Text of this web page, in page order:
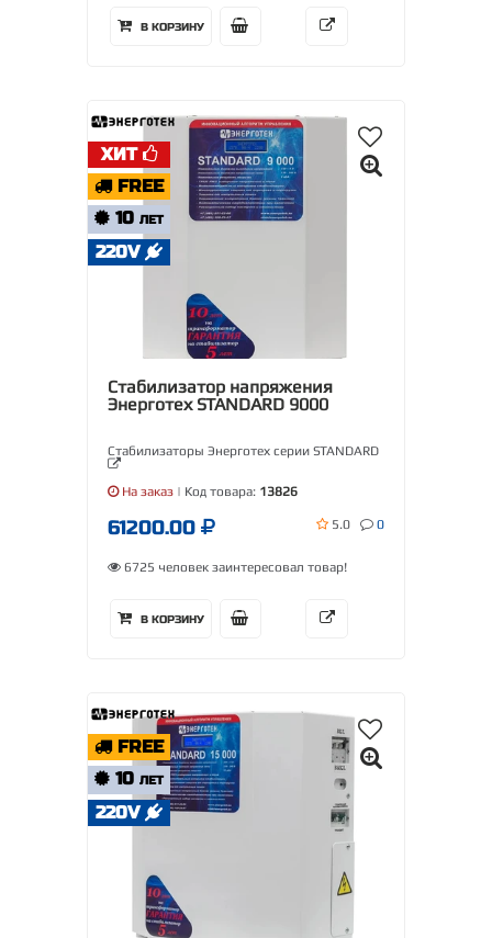
В КОРЗИНУ
ХИТ
FREE
10 ЛЕТ
220V
Стабилизатор напряжения
Энерготех STANDARD 9000
Стабилизаторы Энерготех серии STANDARD
На заказ | Код товара: 13826
61200.00 5.0 0
6725 человек заинтересовал товар!
В КОРЗИНУ
FREE
10 ЛЕТ
220V